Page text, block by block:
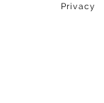
Privacy